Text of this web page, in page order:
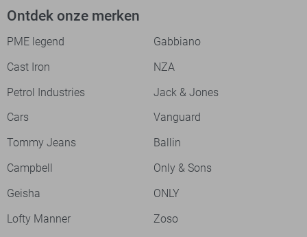
Ontdek onze merken
PME legend
Gabbiano
Cast Iron
NZA
Petrol Industries
Jack & Jones
Cars
Vanguard
Tommy Jeans
Ballin
Campbell
Only & Sons
Geisha
ONLY
Lofty Manner
Zoso